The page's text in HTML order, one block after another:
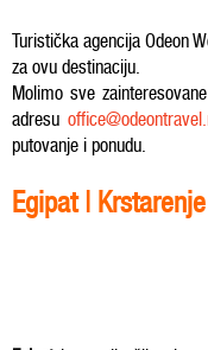
Turistička agencija Odeon
za ovu destinaciju.
Molimo sve
adresu
putovanje i ponudu.
Egipat |